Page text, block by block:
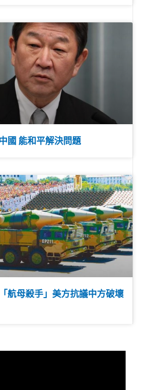
國 能和平解決問題
航母殺手」美方抗議中方破壞